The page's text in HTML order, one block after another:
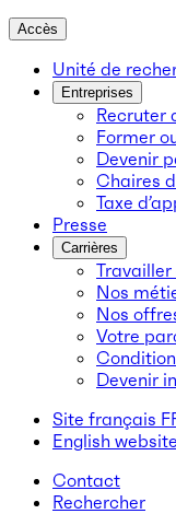
Accès
Unité de
Entreprises
Recruter
Former
Devenir
Chaires
Taxe
Presse
Carrières
Travailler
Nos
Nos
Votre
Devenir
Site français
English website
Contact
Rechercher